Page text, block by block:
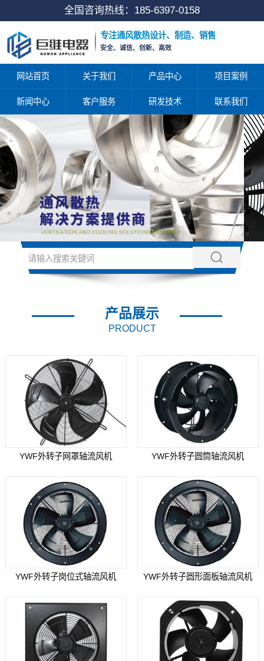
全国咨询热线： 185-6397-0158
专注通风散热设计、制造、销售
安全、诚信、创新、高效
网站首页 关于我们 产品中心 项目案例
新闻中心 客户服务 研发技术 联系我们
产品展示
PRODUCT
YWF外转子网罩轴流风机 YWF外转子圆筒轴流风机
YWF外转子岗位式轴流风机 YWF外转子圆形面板轴流风机